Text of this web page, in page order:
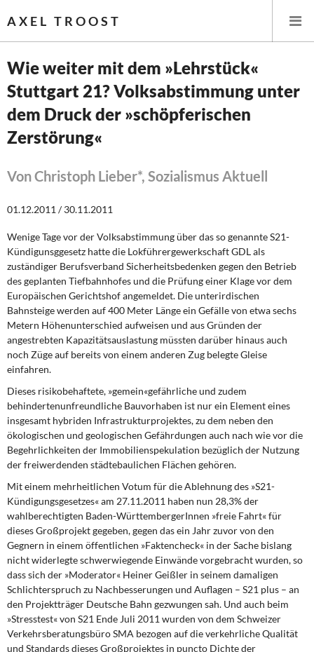
AXEL TROOST
Startseite
Themen
Öffentliche Infrastruktur und Daseinsvorsorge
Eurokrise und Griechenland
DIE LINKE
Weitere Themen
Memo-Gruppe
Institut Solidarische Moderne
Rosa-Luxemburg-Stiftung
Über mich
Kontakt
Wie weiter mit dem »Lehrstück«
Stuttgart 21? Volksabstimmung unter
dem Druck der »schöpferischen
Zerstörung«
Von Christoph Lieber*, Sozialismus Aktuell
01.12.2011 / 30.11.2011
Wenige Tage vor der Volksabstimmung über das so genannte S21-
Kündigunsggesetz hatte die Lokführergewerkschaft GDL als
zuständiger Berufsverband Sicherheitsbedenken gegen den Betrieb
des geplanten Tiefbahnhofes und die Prüfung einer Klage vor dem
Europäischen Gerichtshof angemeldet. Die unterirdischen
Bahnsteige werden auf 400 Meter Länge ein Gefälle von etwa sechs
Metern Höhenunterschied aufweisen und aus Gründen der
angestrebten Kapazitätsauslastung müssten darüber hinaus auch
noch Züge auf bereits von einem anderen Zug belegte Gleise
einfahren.
Dieses risikobehaftete, »gemein«gefährlicheund zudem
behindertenunfreundliche Bauvorhaben ist nur ein Element eines
insgesamt hybriden Infrastrukturprojektes, zu dem neben den
ökologischen und geologischen Gefährdungen auch nach wie vor die
Begehrlichkeiten der Immobilienspekulation bezüglich der Nutzung
der freiwerdenden städtebaulichen Flächen gehören.
Mit einem mehrheitlichen Votum für die Ablehnung des »S21-
Kündigungsgesetzes« am 27.11.2011 haben nun 28,3% der
wahlberechtigten Baden-WürttembergerInnen »freie Fahrt« für
dieses Großprojekt gegeben, gegen das ein Jahr zuvor von den
Gegnern in einem öffentlichen »Faktencheck« in der Sache bislang
nicht widerlegte schwerwiegende Einwände vorgebracht wurden, so
dass sich der »Moderator« Heiner Geißler in seinem damaligen
Schlichterspruch zu Nachbesserungen und Auflagen – S21 plus – an
den Projektträger Deutsche Bahn gezwungen sah. Und auch beim
»Stresstest« von S21 Ende Juli 2011 wurden von dem Schweizer
Verkehrsberatungsbüro SMA bezogen auf die verkehrliche Qualität
und Standards dieses Großprojektes in puncto Dichte der